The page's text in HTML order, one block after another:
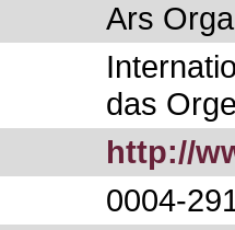
Ars
das
http://
0004-